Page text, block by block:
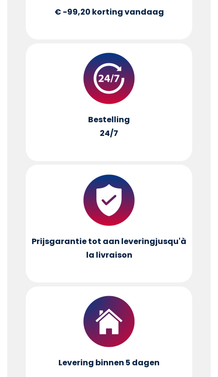
€ -99,20 korting vandaag
Bestelling
24/7
Prijsgarantie tot aan leveringjusqu'à
la livraison
Levering binnen 5 dagen